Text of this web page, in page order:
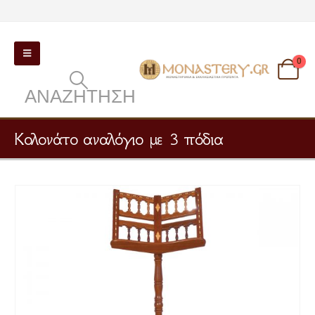
ΑΝΑΖΉΤΗΣΗ
0
Κολονάτο αναλόγιο με 3 πόδια